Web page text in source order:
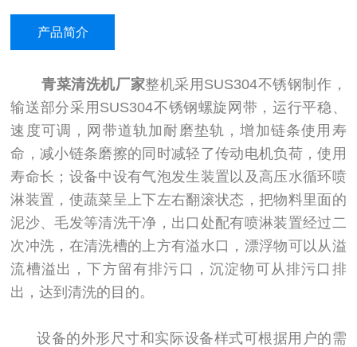
产品简介
青菜清洗机厂家整机采用SUS304不锈钢制作，
输送部分采用SUS304不锈钢螺旋网带，运行平稳、
速度可调，网带道轨加耐磨垫轨，增加链条使用寿
命，减小链条磨擦的同时减轻了传动电机负荷，使用
寿命长；设备中设有气泡发生装置以及高压水循环喷
淋装置，使蔬菜呈上下左右翻滚状态，把物料里面的
泥沙、毛发等清洗干净，出口处配有喷淋装置经过二
次冲洗，在清洗槽的上方有溢水口，漂浮物可以从溢
流槽溢出，下方留有排污口，沉淀物可从排污口排
出，达到清洗的目的。
设备的外形尺寸和实际设备样式可根据用户的需